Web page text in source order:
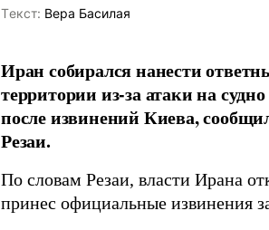
Tекст: Вера Басилая
Иран собирался нанести
территории из-за атаки на
после извинений Киева,
Резаи.
По словам Резаи, власти Ирана
принес официальные извинения